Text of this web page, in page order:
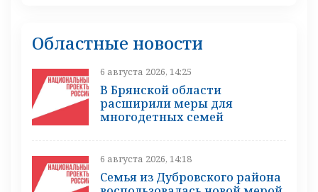
Областные новости
6 августа 2026, 14:25
В Брянской области
расширили меры для
многодетных семей
6 августа 2026, 14:18
Семья из Дубровского района